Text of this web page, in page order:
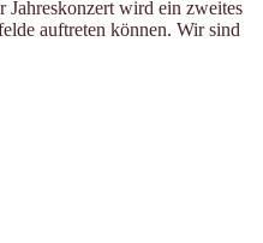
wird ein zweites
auftreten können. Wir sind